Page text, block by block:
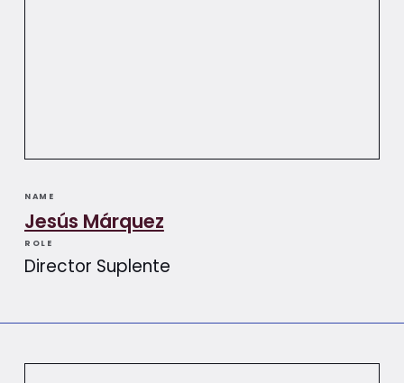
NAME
Jesús Márquez
ROLE
Director Suplente